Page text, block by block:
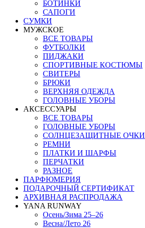
БОТИНКИ
САПОГИ
СУМКИ
МУЖСКОЕ
ВСЕ ТОВАРЫ
ФУТБОЛКИ
ПИДЖАКИ
СПОРТИВНЫЕ КОСТЮМЫ
СВИТЕРЫ
БРЮКИ
ВЕРХНЯЯ ОДЕЖДА
ГОЛОВНЫЕ УБОРЫ
АКСЕССУАРЫ
ВСЕ ТОВАРЫ
ГОЛОВНЫЕ УБОРЫ
СОЛНЦЕЗАЩИТНЫЕ ОЧКИ
РЕМНИ
ПЛАТКИ И ШАРФЫ
ПЕРЧАТКИ
РАЗНОЕ
ПАРФЮМЕРИЯ
ПОДАРОЧНЫЙ СЕРТИФИКАТ
АРХИВНАЯ РАСПРОДАЖА
YANA RUNWAY
Осень/Зима 25–26
Весна/Лето 26